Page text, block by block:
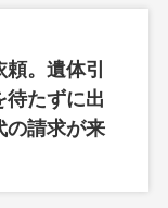
。遺体引
待たずに出
の請求が来